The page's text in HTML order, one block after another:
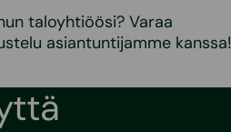
taloyhtiöösi? Varaa
asiantuntijamme kanssa!